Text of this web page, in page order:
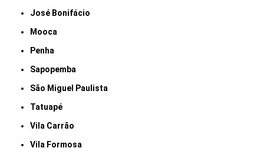
José Bonifácio
Mooca
Penha
Sapopemba
São Miguel Paulista
Tatuapé
Vila Carrão
Vila Formosa